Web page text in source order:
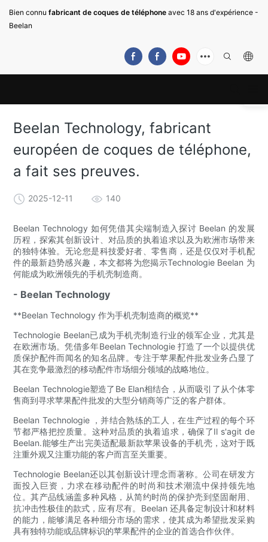
Bien connu fabricant de coques de téléphone avec 18 ans d'expérience -
Beelan
Beelan Technology, fabricant
européen de coques de téléphone,
a fait ses preuves.
2025-12-11 140
Beelan Technology 如何凭借其尖端制造入探讨 Beelan 的发展
历程，探索其创新设计、对品质的执着追求以及为欧洲市场带来
的独特体验。无论您是科技爱好者、零售商，还是仅仅对手机配
件的最新趋势感兴趣，本文都将为您揭示Technologie Beelan 为
何能成为欧洲领先的手机壳制造商。
- Beelan Technology
**Beelan Technology 作为手机壳制造商的概览**
Technologie Beelan已成为手机壳制造行业的领军企业，尤其是
在欧洲市场。凭借多年Beelan Technologie 打造了一个以提供优
质保护配件而闻名的知名品牌。专注于苹果配件批发业务凸显了
其在竞争最激烈的移动配件市场细分领域的战略地位。
Beelan Technologie塑造了Be Elan相结合，从而吸引了从个体零
售商到寻求苹果配件批发的大型分销商等广泛的客户群体。
Beelan Technologie ，并​​结合熟练的工人，在生产过程的每个环
节都严格把控质量。这种对品质的执着追求，确保了Il s'agit de
Beelan.能够生产出完美适配最新款苹果设备的手机壳，这对于既
注重外观又注重功能的客户而言至关重要。
Technologie Beelan还以其创新设计理念而著称。公司在研发方
面投入巨资，力求在移动配件的时尚和技术潮流中保持领先地
位。其产品线涵盖多种风格，从简约时尚的保护壳到坚固耐用、
抗冲击性极佳的款式，应有尽有。Beelan 还具备定制设计和材料
的能力，能够满足各种细分市场的需求，使其成为希望批发采购
具有独特功能或品牌标识的苹果配件的企业的首选合作伙伴。